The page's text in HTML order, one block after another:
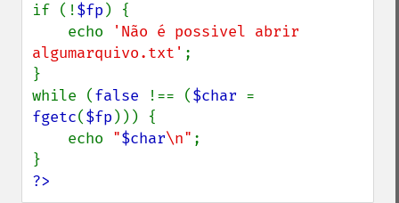
if (!$fp ) {
    echo
'Não é possivel abrir
algumarquivo.txt' ;
}
while (false !== ($char
fgetc($fp ))) {
    echo
"$char\n" ;
?>